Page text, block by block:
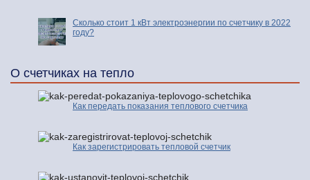
Сколько стоит 1 кВт электроэнергии по счетчику в 2022
году?
О счетчиках на тепло
Как передать показания теплового счетчика
Как зарегистрировать тепловой счетчик